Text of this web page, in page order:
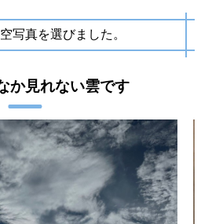
写真を選びました。
か見れない雲です